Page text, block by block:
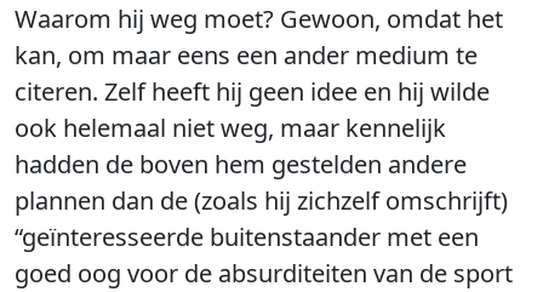
Waarom hij weg moet? Gewoon, omdat het
kan, om maar eens een ander medium te
citeren. Zelf heeft hij geen idee en hij wilde
ook helemaal niet weg, maar kennelijk
hadden de boven hem gestelden andere
plannen dan de (zoals hij zichzelf omschrijft)
“geïnteresseerde buitenstaander met een
goed oog voor de absurditeiten van de sport